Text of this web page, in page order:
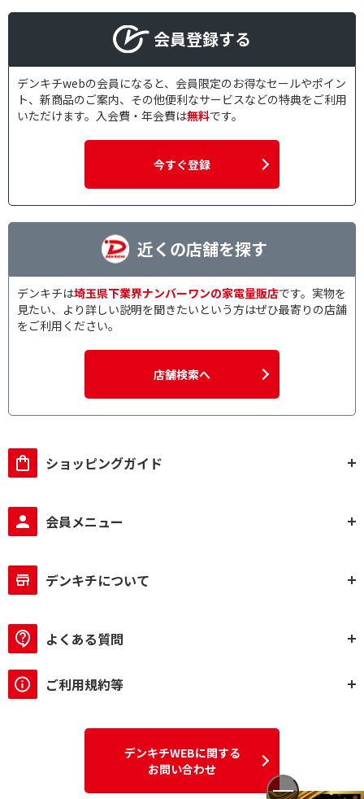
会員登録する
デンキチwebの会員になると、会員限定のお得なセールやポイン
ト、新商品のご案内、その他便利なサービスなどの特典をご利用
いただけます。入会費・年会費は無料です。
今すぐ登録
近くの店舗を探す
デンキチは埼玉県下業界ナンバーワンの家電量販店です。実物を
見たい、より詳しい説明を聞きたいという方はぜひ最寄りの店舗
をご利用ください。
店舗検索へ
ショッピングガイド
会員メニュー
デンキチについて
よくある質問
ご利用規約等
デンキチWEBに関する
お問い合わせ